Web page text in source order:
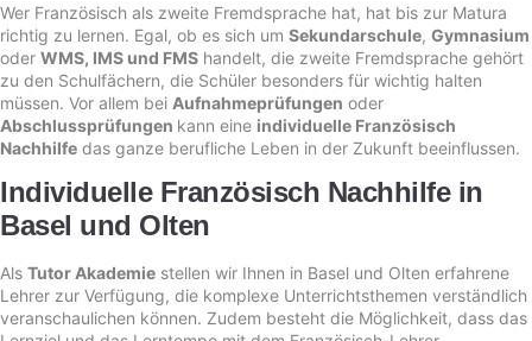
Wer Französisch als zweite Fremdsprache hat, hat bis zur Matura
richtig zu lernen. Egal, ob es sich um Sekundarschule, Gymnasium
oder WMS, IMS und FMS handelt, die zweite Fremdsprache gehört
zu den Schulfächern, die Schüler besonders für wichtig halten
müssen. Vor allem bei Aufnahmeprüfungen oder
Abschlussprüfungen kann eine individuelle Französisch
Nachhilfe das ganze berufliche Leben in der Zukunft beeinflussen.
Individuelle Französisch Nachhilfe in
Basel und Olten
Als Tutor Akademie stellen wir Ihnen in Basel und Olten erfahrene
Lehrer zur Verfügung, die komplexe Unterrichtsthemen verständlich
veranschaulichen können. Zudem besteht die Möglichkeit, dass das